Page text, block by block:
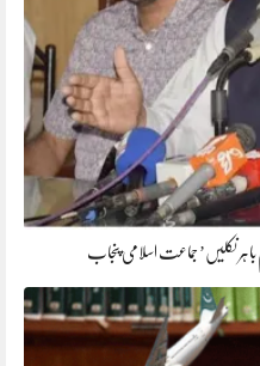
نکلیں’ جماعت اسلامی پنجاب